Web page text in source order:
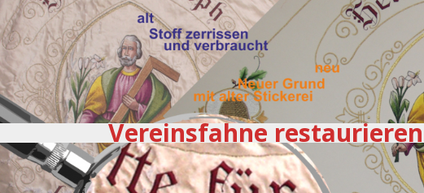
Vereinsfahne restaurieren